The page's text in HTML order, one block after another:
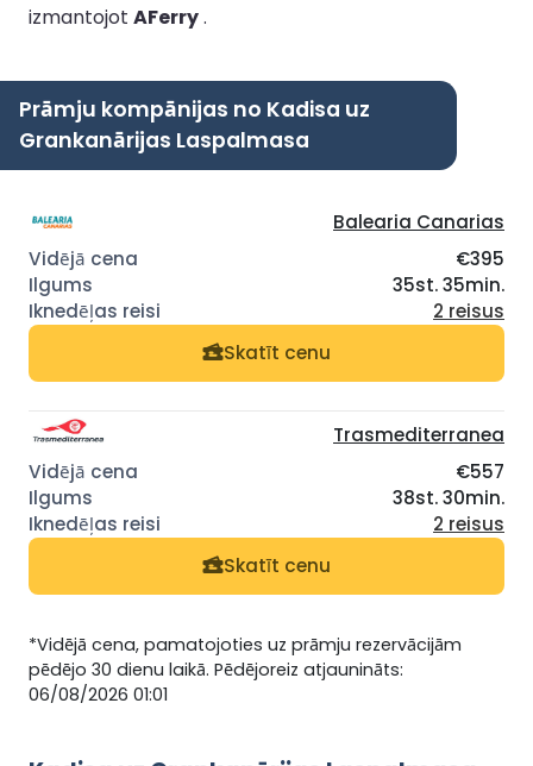
izmantojot AFerry.
Prāmju kompānijas no Kadisa uz
Grankanārijas Laspalmasa
Balearia Canarias
€395
35st. 35min.
2 reisus
Skatīt cenu
Trasmediterranea
€557
38st. 30min.
2 reisus
Skatīt cenu
*Vidējā cena, pamatojoties uz prāmju rezervācijām
pēdējo 30 dienu laikā. Pēdējoreiz atjaunināts:
06/08/2026 01:01